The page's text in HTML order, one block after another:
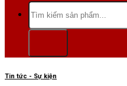
Tìm
kiếm:
Tin tức - Sự kiện